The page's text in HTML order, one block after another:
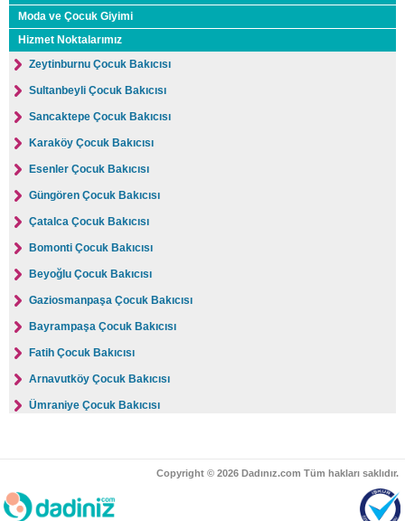
Moda ve Çocuk Giyimi
Hizmet Noktalarımız
Zeytinburnu Çocuk Bakıcısı
Sultanbeyli Çocuk Bakıcısı
Sancaktepe Çocuk Bakıcısı
Karaköy Çocuk Bakıcısı
Esenler Çocuk Bakıcısı
Güngören Çocuk Bakıcısı
Çatalca Çocuk Bakıcısı
Bomonti Çocuk Bakıcısı
Beyoğlu Çocuk Bakıcısı
Gaziosmanpaşa Çocuk Bakıcısı
Bayrampaşa Çocuk Bakıcısı
Fatih Çocuk Bakıcısı
Arnavutköy Çocuk Bakıcısı
Ümraniye Çocuk Bakıcısı
Tuzla Çocuk Bakıcısı
Copyright © 2026 Dadınız.com Tüm hakları saklıdır.